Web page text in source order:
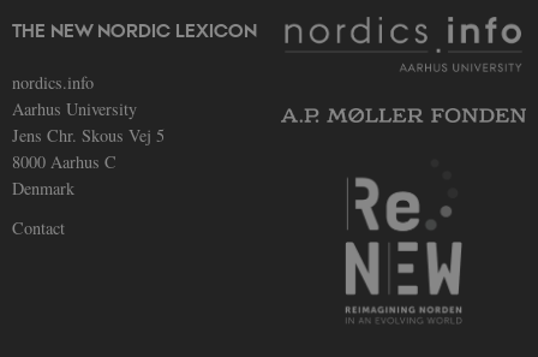
THE NEW NORDIC LEXICON
nordics.info
Aarhus University
Jens Chr. Skous Vej 5
8000 Aarhus C
Denmark
Contact
.au.dk
30
Typo3
Association
.nordics.info
minutter